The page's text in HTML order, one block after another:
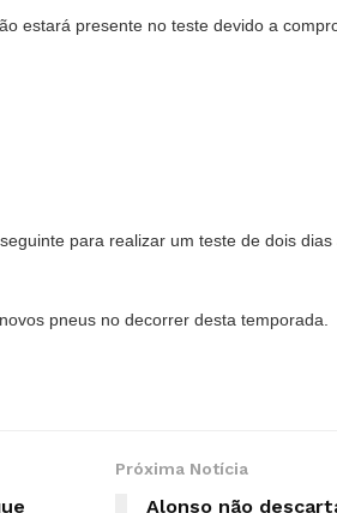
estará presente no teste devido a
para realizar um teste de dois
pneus no decorrer desta temporada.
Próxima Notícia
Alonso não